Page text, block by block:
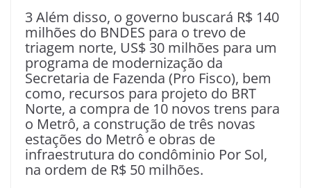
3 Além disso, o governo buscará R$ 140
milhões do BNDES para o trevo de
triagem norte, US$ 30 milhões para um
programa de modernização da
Secretaria de Fazenda (Pro Fisco), bem
como, recursos para projeto do BRT
Norte, a compra de 10 novos trens para
o Metrô, a construção de três novas
estações do Metrô e obras de
infraestrutura do condôminio Por Sol,
na ordem de R$ 50 milhões.